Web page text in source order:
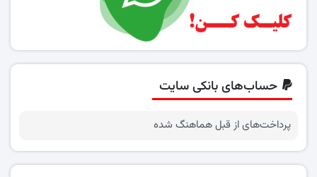
حساب‌های بانکی سایت
پرداخت‌های از قبل هماهنگ شده